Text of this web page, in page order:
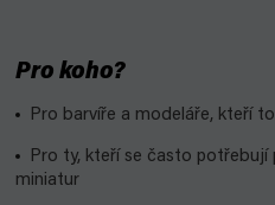
Pro koho?
Pro barvíře a modeláře, kteří
Pro ty, kteří se často
miniatur